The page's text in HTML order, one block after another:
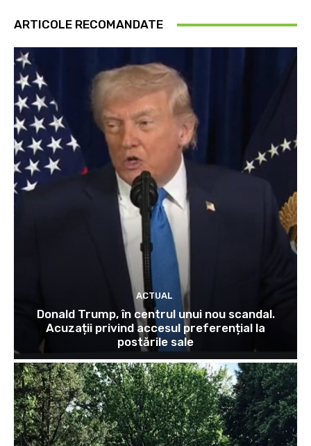
ARTICOLE RECOMANDATE
ACTUAL
Donald Trump, în centrul unui nou scandal.
Acuzații privind accesul preferențial la
postările sale